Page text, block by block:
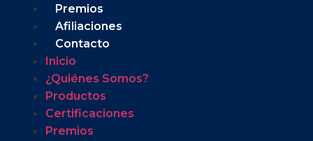
Premios
Afiliaciones
Contacto
Inicio
¿Quiénes Somos?
Productos
Certificaciones
Premios